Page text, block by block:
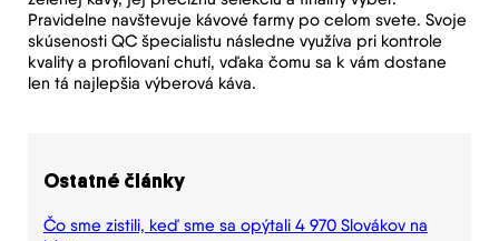
Pravidelne navštevuje kávové farmy po celom svete. Svoje
skúsenosti QC špecialistu následne využíva pri kontrole
kvality a profilovaní chutí, vďaka čomu sa k vám dostane
len tá najlepšia výberová káva.
Ostatné články
Čo sme zistili, keď sme sa opýtali 4 970 Slovákov na